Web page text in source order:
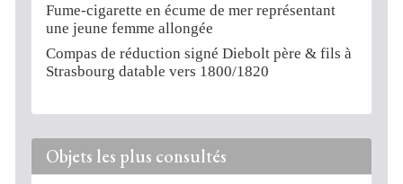
Fume-cigarette en écume de mer représentant
une jeune femme allongée
Compas de réduction signé Diebolt père & fils à
Strasbourg datable vers 1800/1820
Objets les plus consultés